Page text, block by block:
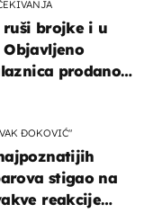
ruši brojke i u
prodano
ĐOKOVIĆ"
stigao na
reakcije